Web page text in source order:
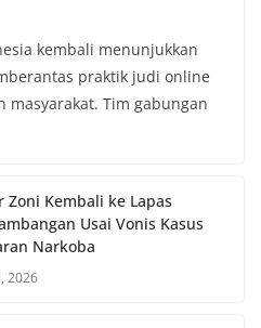
kembali menunjukkan
praktik judi online
masyarakat. Tim gabungan
Zoni Kembali ke Lapas
Usai Vonis Kasus
Narkoba
2026